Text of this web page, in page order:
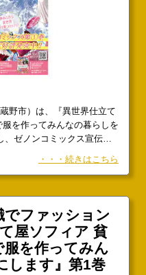
野市）は、『異世界仕立て
を作ってみんなの暮らしを
、ゼノンコミックス宣伝
ントキャンペーン開催!!
、現代知識で服を作ってみ
プレゼントキャンペーンを
・・・続きはこちら
でファッション
屋ソフィア 貧
服を作ってみん
します』第1巻